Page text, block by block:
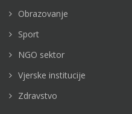
Obrazovanje
Sport
NGO sektor
Vjerske institucije
Zdravstvo